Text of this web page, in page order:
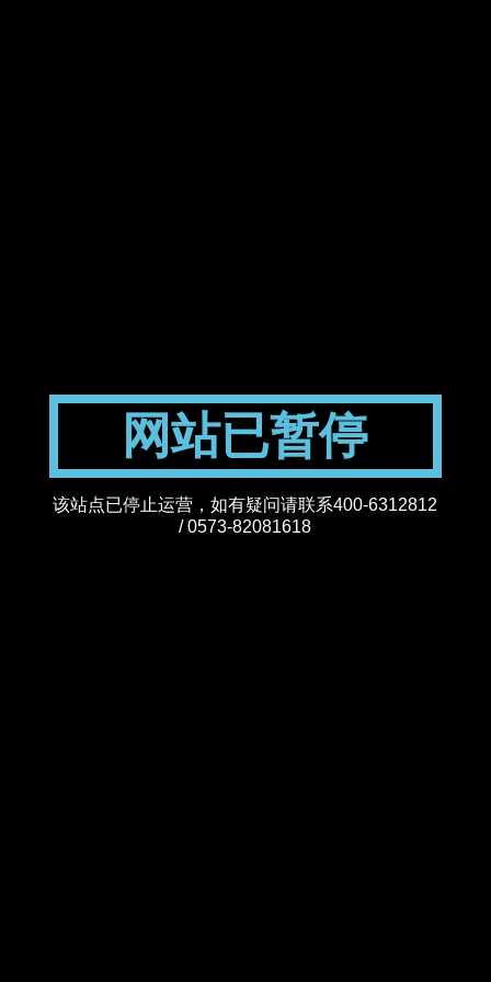
网站已暂停
该站点已停止运营，如有疑问请联系400-6312812
/ 0573-82081618